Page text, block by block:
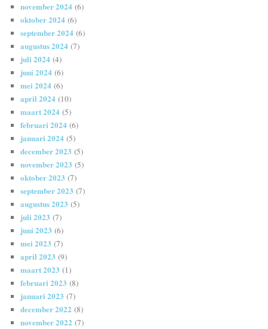
november 2024 (6)
oktober 2024 (6)
september 2024 (6)
augustus 2024 (7)
juli 2024 (4)
juni 2024 (6)
mei 2024 (6)
april 2024 (10)
maart 2024 (5)
februari 2024 (6)
januari 2024 (5)
december 2023 (5)
november 2023 (5)
oktober 2023 (7)
september 2023 (7)
augustus 2023 (5)
juli 2023 (7)
juni 2023 (6)
mei 2023 (7)
april 2023 (9)
maart 2023 (1)
februari 2023 (8)
januari 2023 (7)
december 2022 (8)
november 2022 (7)